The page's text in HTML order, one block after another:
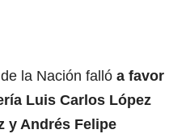
la Nación falló a favor
Luis Carlos López
y Andrés Felipe